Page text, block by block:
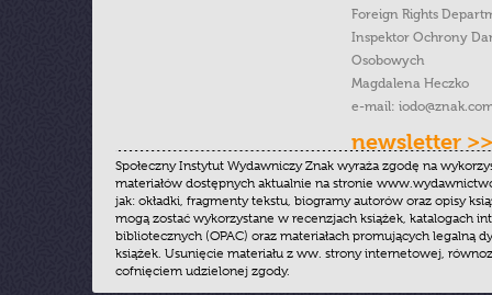
Foreign Rights
Inspektor Ochrony
Osobowych
Magdalena Heczko
e-mail:
newsletter >>
Społeczny Instytut Wydawniczy Znak wyraża zgodę na
materiałów dostępnych aktualnie na stronie
jak: okładki, fragmenty tekstu, biogramy autorów oraz opisy
mogą zostać wykorzystane w recenzjach książek, katalogach
bibliotecznych (OPAC) oraz materiałach promujących legalną
książek. Usunięcie materiału z ww. strony internetowej,
cofnięciem udzielonej zgody.